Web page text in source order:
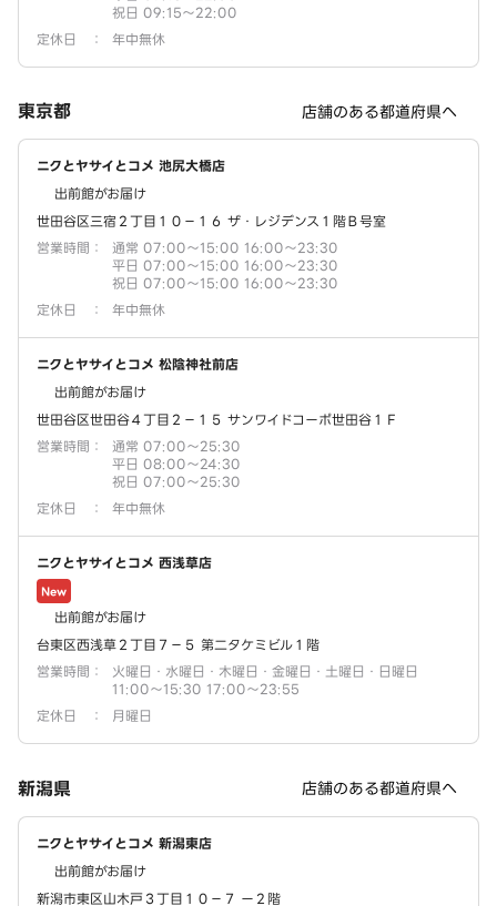
祝日 09:15～22:00
定休日
： 年中無休
東京都 店舗のある都道府県へ
ニクとヤサイとコメ 池尻大橋店
出前館がお届け
世田谷区三宿２丁目１０－１６ ザ・レジデンス１階Ｂ号室
営業時間 ：
通常 07:00～15:00 16:00～23:30
平日 07:00～15:00 16:00～23:30
祝日 07:00～15:00 16:00～23:30
定休日
： 年中無休
ニクとヤサイとコメ 松陰神社前店
出前館がお届け
世田谷区世田谷４丁目２－１５ サンワイドコーポ世田谷１Ｆ
営業時間 ：
通常 07:00～25:30
平日 08:00～24:30
祝日 07:00～25:30
定休日
： 年中無休
ニクとヤサイとコメ 西浅草店
New
出前館がお届け
台東区西浅草２丁目７－５ 第二タケミビル１階
営業時間 ：
火曜日・水曜日・木曜日・金曜日・土曜日・日曜日
11:00～15:30 17:00～23:55
定休日
： 月曜日
新潟県 店舗のある都道府県へ
ニクとヤサイとコメ 新潟東店
出前館がお届け
新潟市東区山木戸３丁目１０－７ ー２階